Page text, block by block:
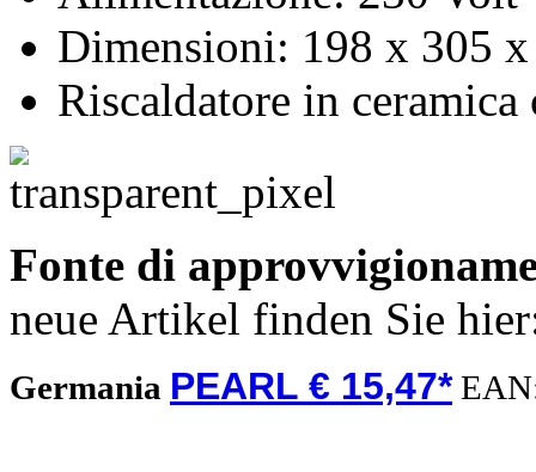
Dimensioni: 198 x 305
Riscaldatore in
Fonte di
neue Artikel finden Sie
Germania PEARL € 15,47*